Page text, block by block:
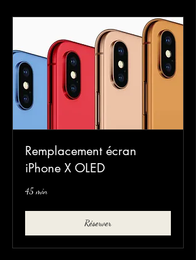
Remplacement écran
iPhone X OLED
45 min
Réserver